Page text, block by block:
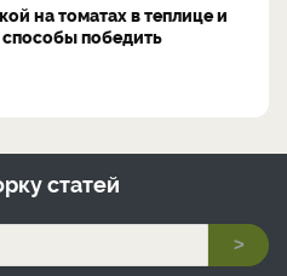
на томатах в теплице и
победить
статей
>